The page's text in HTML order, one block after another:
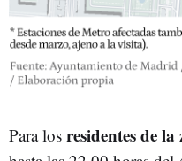
Para los residentes de la